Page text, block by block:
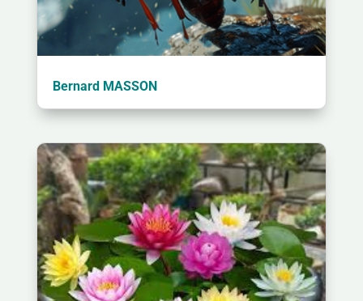
Bernard MASSON